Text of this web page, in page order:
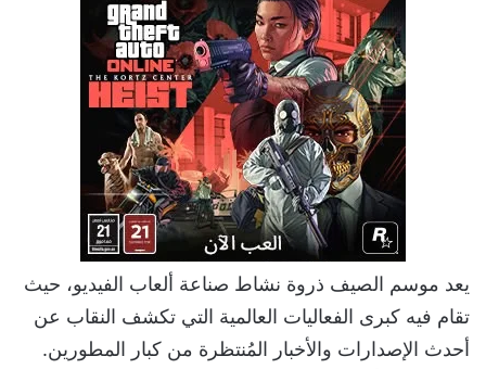
يعد موسم الصيف ذروة نشاط صناعة ألعاب الفيديو، حيث
تقام فيه كبرى الفعاليات العالمية التي تكشف النقاب عن
أحدث الإصدارات والأخبار المُنتظرة من كبار المطورين.